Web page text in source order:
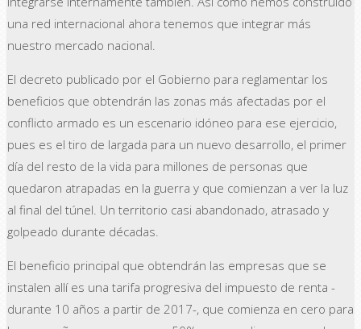
una red internacional ahora tenemos que integrar más
nuestro mercado nacional.
El decreto publicado por el Gobierno para reglamentar los
beneficios que obtendrán las zonas más afectadas por el
conflicto armado es un escenario idóneo para ese ejercicio,
pues es el tiro de largada para un nuevo desarrollo, el primer
día del resto de la vida para millones de personas que
quedaron atrapadas en la guerra y que comienzan a ver la luz
al final del túnel. Un territorio casi abandonado, atrasado y
golpeado durante décadas.
El beneficio principal que obtendrán las empresas que se
instalen allí es una tarifa progresiva del impuesto de renta -
durante 10 años a partir de 2017-, que comienza en cero para